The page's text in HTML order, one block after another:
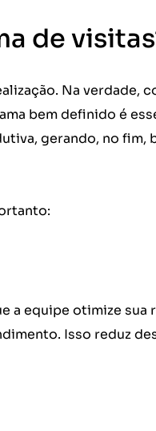
de
Na verdade,
bem definido é
gerando, no fim,
a equipe otimize sua
Isso reduz